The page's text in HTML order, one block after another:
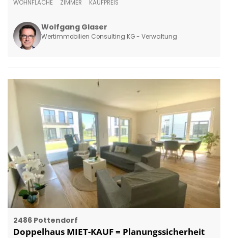
WOHNFLÄCHE ZIMMER KAUFPREIS
Wolfgang Glaser
Wertimmobilien Consulting KG - Verwaltung
2486 Pottendorf
Doppelhaus MIET-KAUF = Planungssicherheit